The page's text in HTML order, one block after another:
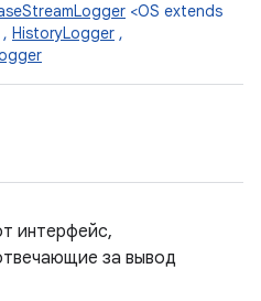
<OS extends
, HistoryLogger ,
интерфейс,
за вывод